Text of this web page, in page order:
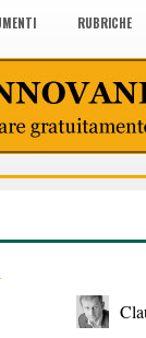
RUBRICHE